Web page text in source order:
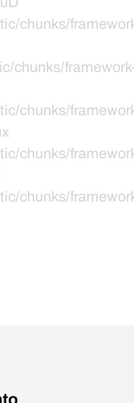
chunks/
chunks/
chunks/
chunks/
chunks/